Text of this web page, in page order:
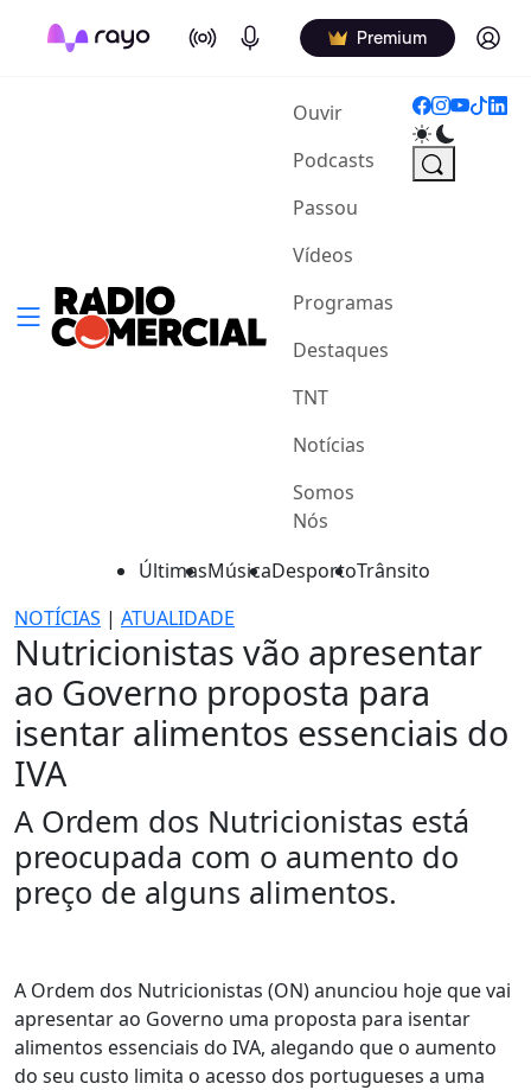
On Air Podcasts Premium Log in
Ouvir(current)
Podcasts
Passou
Vídeos
Programas
Destaques
TNT
Notícias
Somos
Nós
ÚltimasMúsicaDesportoTrânsito
NOTÍCIAS | ATUALIDADE
Nutricionistas vão apresentar
ao Governo proposta para
isentar alimentos essenciais do
IVA
A Ordem dos Nutricionistas está
preocupada com o aumento do
preço de alguns alimentos.
A Ordem dos Nutricionistas (ON) anunciou hoje que vai
apresentar ao Governo uma proposta para isentar
alimentos essenciais do IVA, alegando que o aumento
do seu custo limita o acesso dos portugueses a uma